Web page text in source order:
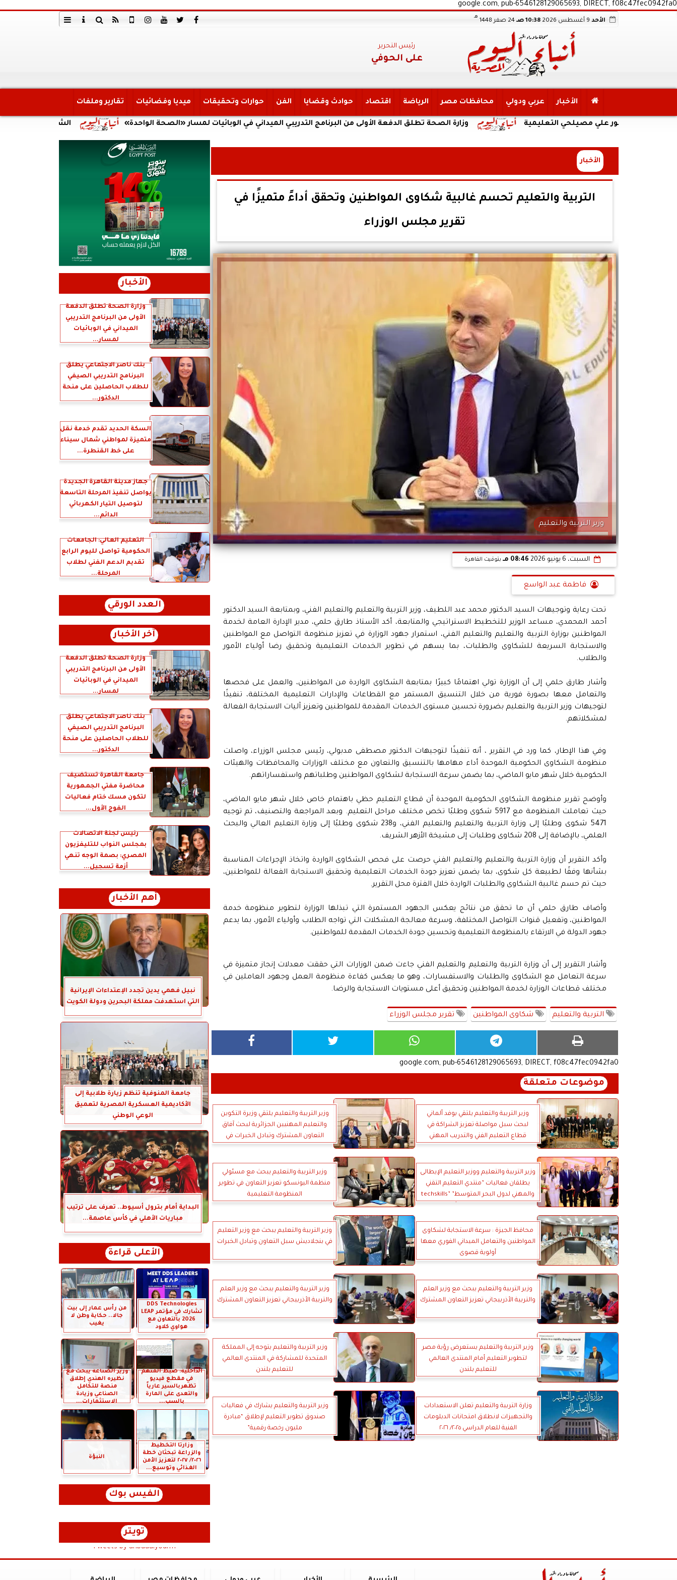
google.com, pub-6546128129065693, DIRECT, f08c47fec0942fa0
الأحد 10:38 صـ 24 صفر 1448
هـ
رئيس التحرير
على الحوفي
الأخبار عربي ودولي محافظات مصر الرياضة اقتصاد حوادث وقضايا الفن حوارات وتحقيقات ميديا وفضائيات تقارير وملفات
الشمعة الأخيرة وزارة الصحة تطلق الدفعة الأولى من البرنامج التدريبي الميداني في الوبائيات لمسار «الصحة الواحدة» الدكتور علي مصيلحي التعليمية
الأخبار
التربية والتعليم تحسم غالبية شكاوى المواطنين وتحقق أداءً متميزًا في
تقرير مجلس الوزراء
وزير التربية والتعليم
السبت، 6 يونيو 2026 08:46 مـ بتوقيت القاهرة
فاطمة عبد الواسع
تحت رعاية وتوجيهات السيد الدكتور محمد عبد اللطيف، وزير التربية والتعليم والتعليم الفني، وبمتابعة السيد الدكتور
أحمد المحمدي، مساعد الوزير للتخطيط الاستراتيجي والمتابعة، أكد الأستاذ طارق حلمي، مدير الإدارة العامة لخدمة
المواطنين بوزارة التربية والتعليم والتعليم الفني، استمرار جهود الوزارة في تعزيز منظومة التواصل مع المواطنين
والاستجابة السريعة للشكاوى والطلبات، بما يسهم في تطوير الخدمات التعليمية وتحقيق رضا أولياء الأمور
والطلاب.
وأشار طارق حلمي إلى أن الوزارة تولي اهتمامًا كبيرًا بمتابعة الشكاوى الواردة من المواطنين، والعمل على فحصها
والتعامل معها بصورة فورية من خلال التنسيق المستمر مع القطاعات والإدارات التعليمية المختلفة، تنفيذًا
لتوجيهات وزير التربية والتعليم بضرورة تحسين مستوى الخدمات المقدمة للمواطنين وتعزيز آليات الاستجابة الفعالة
لمشكلاتهم.
وفي هذا الإطار، كما ورد في التقرير ، أنه تنفيذًا لتوجيهات الدكتور مصطفى مدبولي، رئيس مجلس الوزراء، واصلت
منظومة الشكاوى الحكومية الموحدة أداء مهامها بالتنسيق والتعاون مع مختلف الوزارات والمحافظات والهيئات
الحكومية خلال شهر مايو الماضي، بما يضمن سرعة الاستجابة لشكاوى المواطنين وطلباتهم واستفساراتهم.
وأوضح تقرير منظومة الشكاوى الحكومية الموحدة أن قطاع التعليم حظي باهتمام خاص خلال شهر مايو الماضي،
حيث تعاملت المنظومة مع 5917 شكوى وطلبًا تخص مختلف مراحل التعليم. وبعد المراجعة والتصنيف، تم توجيه
5471 شكوى وطلبًا إلى وزارة التربية والتعليم والتعليم الفني، و238 شكوى وطلبًا إلى وزارة التعليم العالي والبحث
العلمي، بالإضافة إلى 208 شكاوى وطلبات إلى مشيخة الأزهر الشريف.
وأكد التقرير أن وزارة التربية والتعليم والتعليم الفني حرصت على فحص الشكاوى الواردة واتخاذ الإجراءات المناسبة
بشأنها وفقًا لطبيعة كل شكوى، بما يضمن تعزيز جودة الخدمات التعليمية وتحقيق الاستجابة الفعالة للمواطنين،
حيث تم حسم غالبية الشكاوى والطلبات الواردة خلال الفترة محل التقرير.
وأضاف طارق حلمي أن ما تحقق من نتائج يعكس الجهود المستمرة التي تبذلها الوزارة لتطوير منظومة خدمة
المواطنين، وتفعيل قنوات التواصل المختلفة، وسرعة معالجة المشكلات التي تواجه الطلاب وأولياء الأمور، بما يدعم
جهود الدولة في الارتقاء بالمنظومة التعليمية وتحسين جودة الخدمات المقدمة للمواطنين.
وأشار التقرير إلى أن وزارة التربية والتعليم والتعليم الفني جاءت ضمن الوزارات التي حققت معدلات إنجاز متميزة في
سرعة التعامل مع الشكاوى والطلبات والاستفسارات، وهو ما يعكس كفاءة منظومة العمل وجهود العاملين في
مختلف قطاعات الوزارة لخدمة المواطنين وتحقيق أعلى مستويات الاستجابة والرضا.
التربية والتعليم شكاوى المواطنين تقرير مجلس الوزراء
google.com, pub-6546128129065693, DIRECT, f08c47fec0942fa0
موضوعات متعلقة
وزير التربية والتعليم يلتقي بوفد ألماني
لبحث سبل مواصلة تعزيز الشراكة في
قطاع التعليم الفني والتدريب المهني
وزير التربية والتعليم يلتقي وزيرة التكوين
والتعليم المهنيين الجزائرية لبحث آفاق
التعاون المشترك وتبادل الخبرات في
وزير التربية والتعليم ووزير التعليم الإيطالى
يطلقان فعاليات ”منتدي التعليم التقني
والمهني لدول البحر المتوسط” ”techskills
وزير التربية والتعليم يبحث مع مسئولي
منظمة اليونسكو تعزيز التعاون في تطوير
المنظومة التعليمية
محافظ الجيزة : سرعة الاستجابة لشكاوى
المواطنين والتعامل الميداني الفوري معها
أولوية قصوى
وزير التربية والتعليم يبحث مع وزير التعليم
في بنجلاديش سبل التعاون وتبادل الخبرات
وزير التربية والتعليم يبحث مع وزير العلم
والتربية الأذربيجاني تعزيز التعاون المشترك
وزير التربية والتعليم يبحث مع وزير العلم
والتربية الأذربيجاني تعزيز التعاون المشترك
وزير التربية والتعليم يستعرض رؤية مصر
لتطوير التعليم أمام المنتدى العالمي
للتعليم بلندن
وزير التربية والتعليم يتوجه إلى المملكة
المتحدة للمشاركة في المنتدى العالمي
للتعليم بلندن
وزارة التربية والتعليم تعلن الاستعدادات
والتجهيزات لانطلاق امتحانات الدبلومات
الفنية للعام الدراسي ٢٠٢٥/ ٢٠٢٦
وزير التربية والتعليم يشارك في فعاليات
صندوق تطوير التعليم لإطلاق “مبادرة
مليون رخصة رقمية”
الأخبار
وزارة الصحة تطلق الدفعة
الأولى من البرنامج التدريبي
الميداني في الوبائيات
لمسار...
بنك ناصر الاجتماعي يطلق
البرنامج التدريبي الصيفي
للطلاب الحاصلين على منحة
الدكتور...
السكة الحديد تقدم خدمة نقل
متميزة لمواطني شمال سيناء
على خط القنطرة...
جهاز مدينة القاهرة الجديدة
يواصل تنفيذ المرحلة التاسعة
لتوصيل التيار الكهربائي
الدائم...
التعليم العالي: الجامعات
الحكومية تواصل لليوم الرابع
تقديم الدعم الفني لطلاب
المرحلة...
العدد الورقي
آخر الأخبار
وزارة الصحة تطلق الدفعة
الأولى من البرنامج التدريبي
الميداني في الوبائيات
لمسار...
بنك ناصر الاجتماعي يطلق
البرنامج التدريبي الصيفي
للطلاب الحاصلين على منحة
الدكتور...
جامعة القاهرة تستضيف
محاضرة مفتي الجمهورية
لتكون مسك ختام فعاليات
الفوج الأول...
رئيس لجنة الاتصالات
بمجلس النواب للتليفزيون
المصري: بصمة الوجه تنهي
أزمة تسجيل...
أهم الأخبار
نبيل فهمي يدين تجدد الإعتداءات الإيرانية
التي استهدفت مملكة البحرين ودولة الكويت
جامعة المنوفية تنظم زيارة طلابية إلى
الأكاديمية العسكرية المصرية لتعميق
الوعي الوطني
البداية أمام بترول أسيوط.. تعرف على ترتيب
مباريات الأهلي في كأس عاصمة...
الأعلى قراءة
DDS Technologies
تشارك في مؤتمر LEAP
2026 بالتعاون مع
هواوي كلاود
من رأس عمار إلى بيت
جالا.. حكاية وطن لا
يغيب
الداخلية: ضبط المتهم
في مقطع فيديو
تظهربالسير عارياً
والتعدى على المارة
بالسب...
وزير الصناعة يبحث مع
نظيره الهندي إطلاق
منصة للتكامل
الصناعي وزيادة
الاستثمارات...
وزارتا التخطيط
والزراعة تبحثان خطة
٢٠٢٦/ ٢٠٢٧ لتعزيز الأمن
الغذائي وتوسيع...
النبؤة
الفيس بوك
تويتر
Tweets by anbaaalyoum1